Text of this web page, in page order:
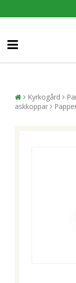
Kyrkogård
askkoppar